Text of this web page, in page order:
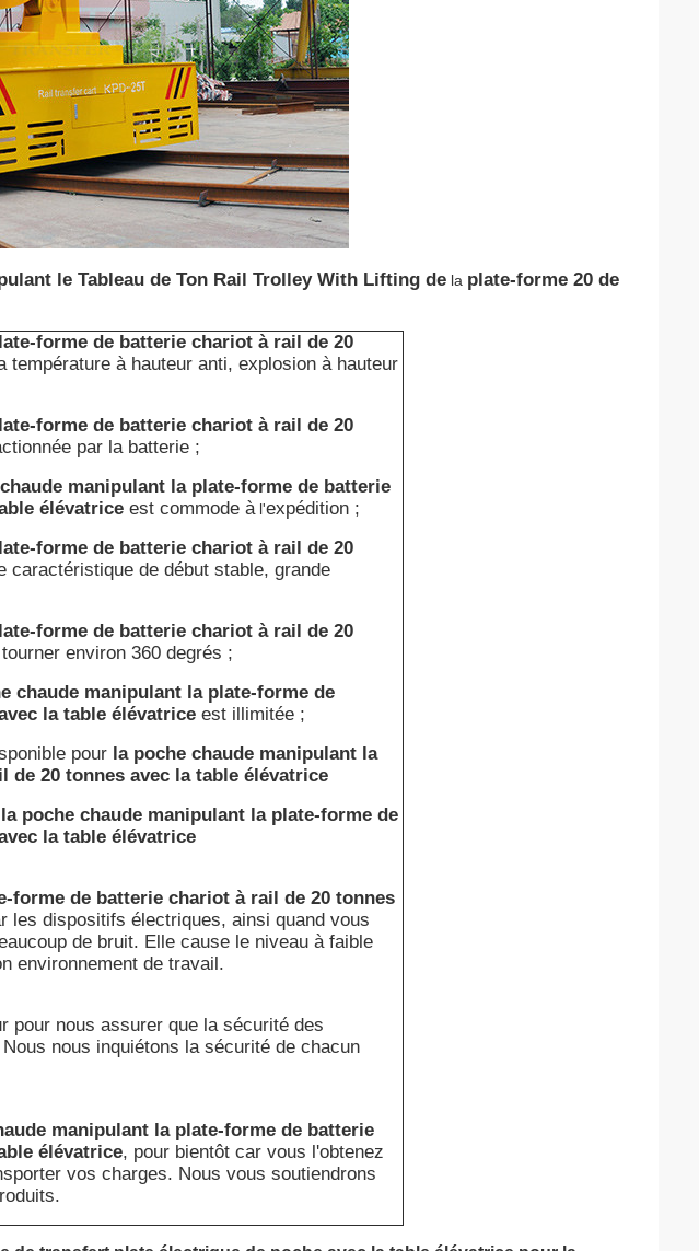
le Tableau de Ton Rail Trolley With Lifting de la plate-forme 20 de
forme de batterie chariot à rail de 20
température à hauteur anti, explosion à hauteur
forme de batterie chariot à rail de 20
par la batterie ;
manipulant la plate-forme de batterie
élévatrice est commode à l'expédition ;
forme de batterie chariot à rail de 20
caractéristique de début stable, grande
forme de batterie chariot à rail de 20
environ 360 degrés ;
chaude manipulant la plate-forme de
la table élévatrice est illimitée ;
pour la poche chaude manipulant la
20 tonnes avec la table élévatrice
la poche chaude manipulant la plate-forme de
la table élévatrice
forme de batterie chariot à rail de 20 tonnes
les dispositifs électriques, ainsi quand vous
de bruit. Elle cause le niveau à faible
environnement de travail.
pour nous assurer que la sécurité des
nous inquiétons la sécurité de chacun
manipulant la plate-forme de batterie
élévatrice, pour bientôt car vous l'obtenez
vos charges. Nous vous soutiendrons